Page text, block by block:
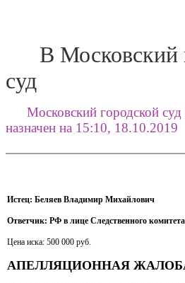
В Московский
суд
Московский городской
назначен на 15:10, 18.10.2019
Истец: Беляев Владимир Михайлович
Ответчик: РФ в лице Следственного
Цена иска: 500 000 руб.
АПЕЛЛЯЦИОННАЯ